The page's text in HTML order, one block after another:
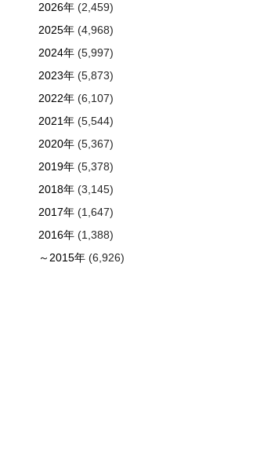
2026年 (2,459)
2025年 (4,968)
2024年 (5,997)
2023年 (5,873)
2022年 (6,107)
2021年 (5,544)
2020年 (5,367)
2019年 (5,378)
2018年 (3,145)
2017年 (1,647)
2016年 (1,388)
～2015年 (6,926)